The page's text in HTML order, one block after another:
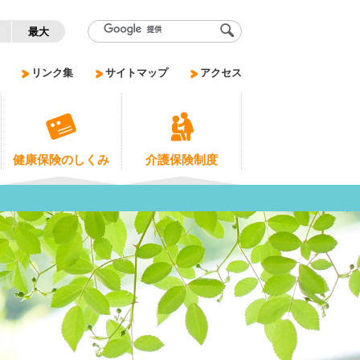
健康保険のしくみ 介護保険制度
リンク集 サイトマップ アクセス
最大